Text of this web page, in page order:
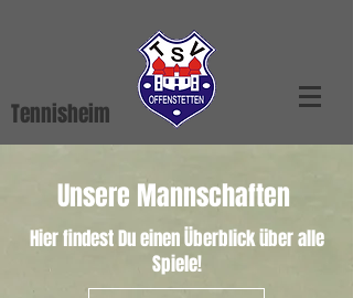
Tennisheim
Unsere Mannschaften
Hier findest Du einen Überblick über alle
Spiele!